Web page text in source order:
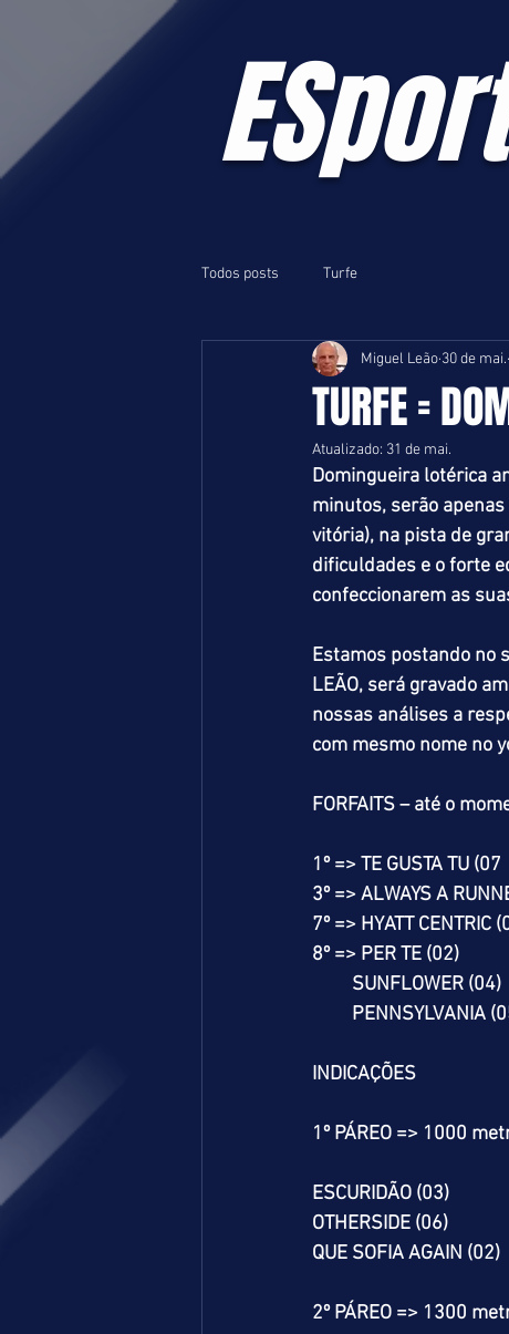
Todos posts Turfe
TURFE =
Miguel Leão 30 de mai.
Atualizado: 31 de mai.
Domingueira lotérica
minutos, serão
vitória), na pista de
dificuldades e o forte
confeccionarem as
Estamos postando no
LEÃO, será gravado
nossas análises a
com mesmo nome no
FORFAITS – até o
1º => TE GUSTA TU (07
3º => ALWAYS A
7º => HYATT CENTRIC
8º => PER TE (02)
         SUNFLOWER (04)
PENNSYLVANIA
INDICAÇÕES
1º PÁREO => 1000
ESCURIDÃO (03)
OTHERSIDE (06)
QUE SOFIA AGAIN (02)
2º PÁREO => 1300